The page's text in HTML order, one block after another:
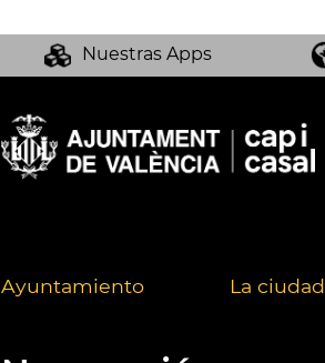
Nuestras Apps
Ayuntamiento La ciudad